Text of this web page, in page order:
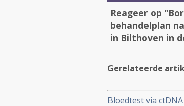
Reageer op
behandelplan
in Bilthoven in
Gerelateerde
Bloedtest via